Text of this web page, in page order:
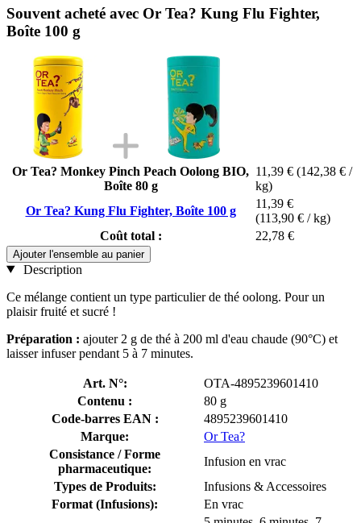
Souvent acheté avec Or Tea? Kung Flu Fighter,
Boîte 100 g
Or Tea? Monkey Pinch Peach Oolong BIO,
Boîte 80 g
11,39 € (142,38 € /
kg)
Or Tea? Kung Flu Fighter, Boîte 100 g
11,39 €
(113,90 € / kg)
Coût total :
22,78 €
Ajouter l'ensemble au panier
Description
Ce mélange contient un type particulier de thé oolong. Pour un
plaisir fruité et sucré !
Préparation : ajouter 2 g de thé à 200 ml d'eau chaude (90°C) et
laisser infuser pendant 5 à 7 minutes.
Art. N°:
OTA-4895239601410
Contenu :
80 g
Code-barres EAN :
4895239601410
Marque:
Or Tea?
Consistance / Forme
pharmaceutique:
Infusion en vrac
Types de Produits:
Infusions & Accessoires
Format (Infusions):
En vrac